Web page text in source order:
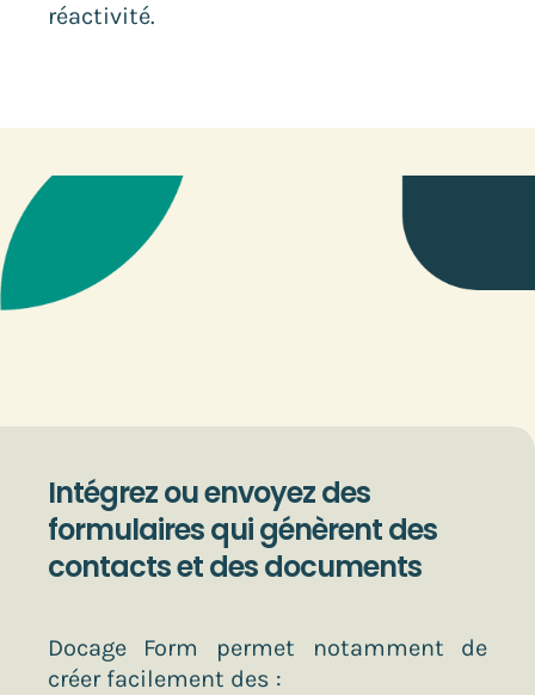
réactivité.
Intégrez ou envoyez des
formulaires qui génèrent des
contacts et des documents
Docage Form permet notamment de
créer facilement des :